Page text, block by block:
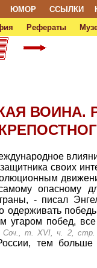
ЮМОР ССЫЛКИ
Рефераты
своих
опасному
- писал
угаром побед,
Соч., т. XVI, ч. 2, стр.
тем